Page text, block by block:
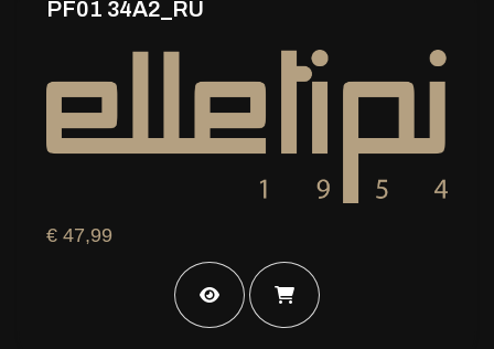
PF01 34A2_RU
€ 47,99